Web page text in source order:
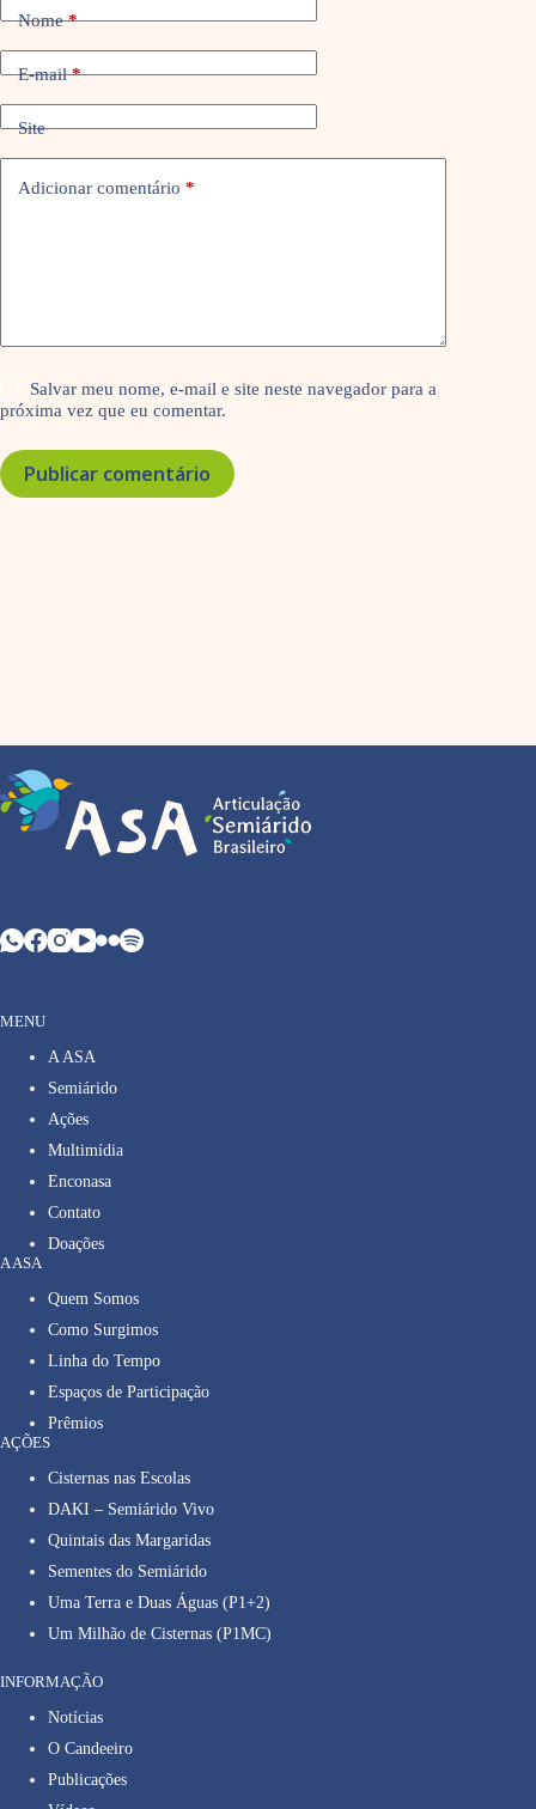
Nome*
E-mail*
Site
Adicionar comentário *
Salvar meu nome, e-mail e site neste navegador para a
próxima vez que eu comentar.
Publicar comentário
MENU
A ASA
Semiárido
Ações
Multimídia
Enconasa
Contato
Doações
A ASA
Quem Somos
Como Surgimos
Linha do Tempo
Espaços de Participação
Prêmios
AÇÕES
Cisternas nas Escolas
DAKI – Semiárido Vivo
Quintais das Margaridas
Sementes do Semiárido
Uma Terra e Duas Águas (P1+2)
Um Milhão de Cisternas (P1MC)
INFORMAÇÃO
Notícias
O Candeeiro
Publicações